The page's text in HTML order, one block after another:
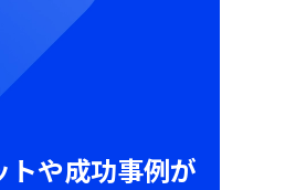
トや成功事例が